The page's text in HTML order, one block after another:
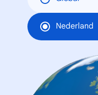
Nederland